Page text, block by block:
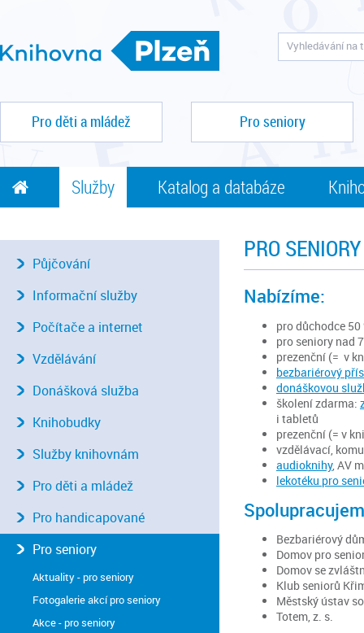
Pro děti a mládež Pro seniory
Služby Katalog a databáze
PRO SENIORY
Nabízíme:
pro důchodce
pro seniory nad
prezenční (= v
bezbariérový
donáškovou
školení zdarma:
i tabletů
prezenční (= v
vzdělávací,
audioknihy, AV
lekotéku pro
Bezbariérový
Domov pro
Domov se
Klub seniorů
Městský ústav
Totem, z. s.
Půjčování
Informační služby
Počítače a internet
Vzdělávání
Donášková služba
Knihobudky
Služby knihovnám
Pro děti a mládež
Pro handicapované
Pro seniory
Aktuality - pro seniory
Fotogalerie akcí pro seniory
Akce - pro seniory